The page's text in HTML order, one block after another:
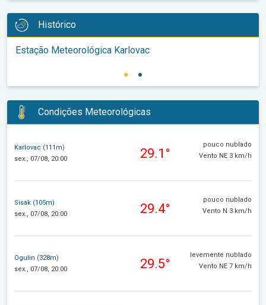
Histórico
Estação Meteorológica Karlovac
Condições Meteorológicas
Karlovac (111m)
sex., 07/08, 20:00
29.1°
pouco nublado
Vento NE 3 km/h
Sisak (105m)
sex., 07/08, 20:00
29.4°
pouco nublado
Vento N 3 km/h
Ogulin (328m)
sex., 07/08, 20:00
29.5°
levemente nublado
Vento NE 7 km/h